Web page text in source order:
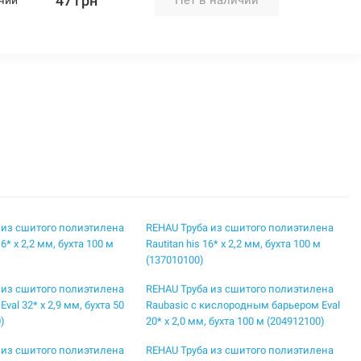
из сшитого полиэтилена
x 2,2 мм, бухта 100 м
REHAU Труба из сшитого полиэтилена
Rautitan his 16* x 2,2 мм, бухта 100 м
(137010100)
из сшитого полиэтилена
32* x 2,9 мм, бухта 50
REHAU Труба из сшитого полиэтилена
Raubasic с кислородным барьером Eval
20* x 2,0 мм, бухта 100 м (204912100)
из сшитого полиэтилена
REHAU Труба из сшитого полиэтилена